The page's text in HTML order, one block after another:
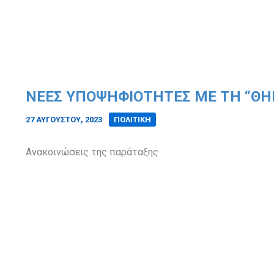
ΝΈΕΣ ΥΠΟΨΗΦΙΌΤΗΤΕΣ ΜΕ ΤΗ
27 ΑΥΓΟΎΣΤΟΥ, 2023 ΠΟΛΙΤΙΚΗ
Ανακοινώσεις της παράταξης